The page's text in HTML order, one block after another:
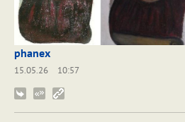
phanex
15.05.26
10:57